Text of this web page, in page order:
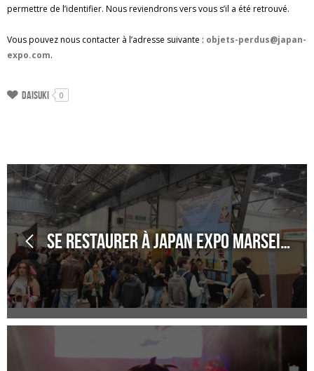
permettre de l’identifier. Nous reviendrons vers vous s’il a été retrouvé.
Vous pouvez nous contacter à l’adresse suivante : objets-perdus@japan-
expo.com.
Daisuki 0
Se restaurer à Japan Expo Marseille